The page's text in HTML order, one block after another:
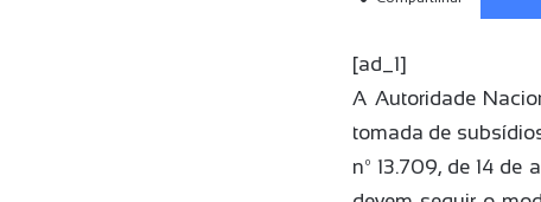
[ad_1]
A Autoridade
tomada de
nº 13.709, de 14 de